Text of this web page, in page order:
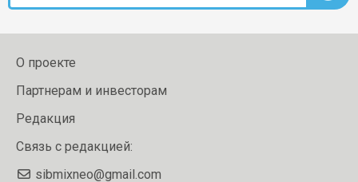
О проекте
Партнерам и инвесторам
Редакция
Связь с редакцией:
sibmixneo@gmail.com